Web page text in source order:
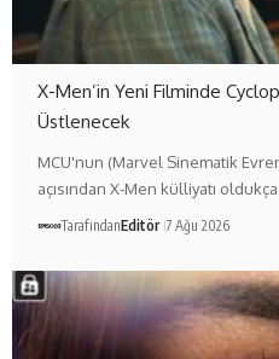
X-Men’in Yeni Filminde
Üstlenecek
MCU'nun (Marvel Sinematik
açısından X-Men külliyatı
TarafındanEditör 7 Ağu 2026